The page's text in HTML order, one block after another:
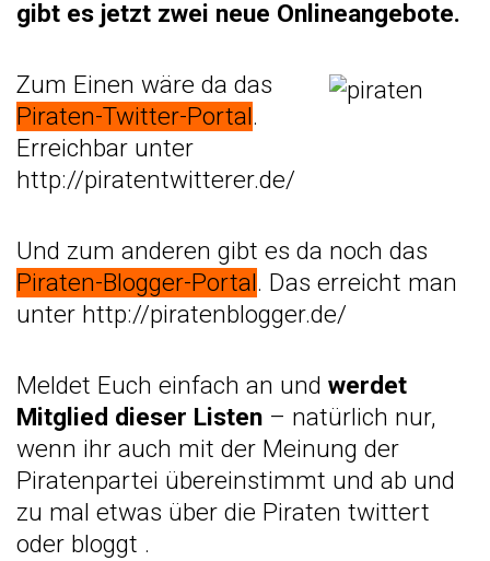
gibt es jetzt zwei neue Onlineangebote.
Zum Einen wäre da das
Piraten-Twitter-Portal.
Erreichbar unter
http://piratentwitterer.de/
Und zum anderen gibt es da noch das
Piraten-Blogger-Portal. Das erreicht man
unter http://piratenblogger.de/
Meldet Euch einfach an und werdet
Mitglied dieser Listen – natürlich nur,
wenn ihr auch mit der Meinung der
Piratenpartei übereinstimmt und ab und
zu mal etwas über die Piraten twittert
oder bloggt .